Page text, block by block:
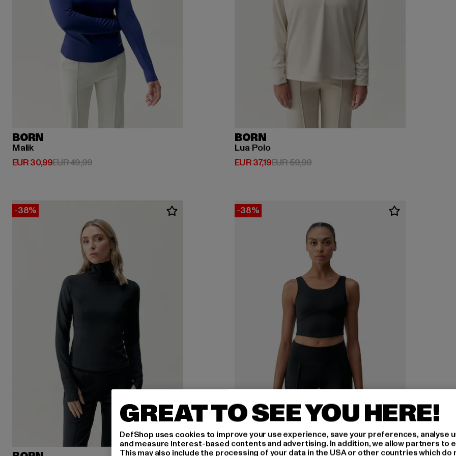
BORN
Malik
EUR 30,99
Derzeitiger Preis: EUR 30,99
EUR 49,99Aktionspreis: EUR 49,99
BORN
Lua Polo
EUR 37,19
Derzeitiger Preis: EUR 37,19
EUR 59,99Aktionspreis: EUR 59,99
-38% -38%
GREAT TO SEE YOU HERE!
DefShop uses cookies to improve your use experience, save your preferences, analyse
and measure interest-based contents and advertising. In addition, we allow partners to
This may also include the processing of your data in the USA or other countries which do